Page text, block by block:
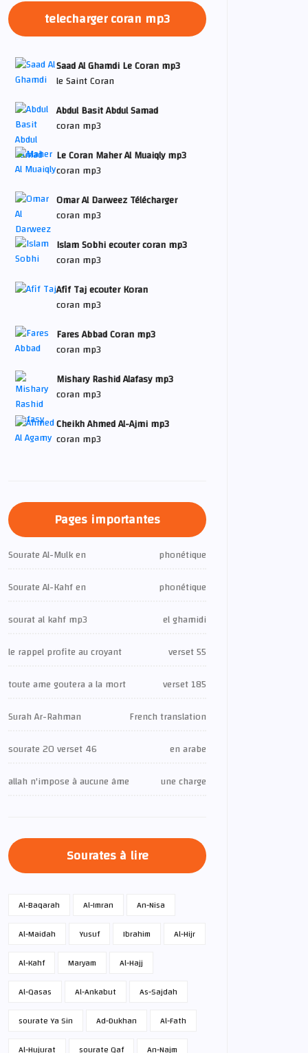
telecharger coran mp3
Saad Al Ghamdi Le Coran mp3
le Saint Coran
Abdul Basit Abdul Samad
coran mp3
Le Coran Maher Al Muaiqly mp3
coran mp3
Omar Al Darweez Télécharger
coran mp3
Islam Sobhi ecouter coran mp3
coran mp3
Afif Taj ecouter Koran
coran mp3
Fares Abbad Coran mp3
coran mp3
Mishary Rashid Alafasy mp3
coran mp3
Cheikh Ahmed Al-Ajmi mp3
coran mp3
Pages importantes
Sourate Al-Mulk en
phonétique
Sourate Al-Kahf en
phonétique
sourat al kahf mp3
el ghamidi
le rappel profite au croyant
verset 55
toute ame goutera a la mort
verset 185
Surah Ar-Rahman
French translation
sourate 20 verset 46
en arabe
allah n'impose à aucune âme
une charge
Sourates à lire
Al-Baqarah Al-Imran
An-Nisa
Al-Maidah
Yusuf Ibrahim
Al-Hijr
Al-Kahf
Maryam
Al-Hajj
Al-Qasas
Al-Ankabut
As-Sajdah
sourate Ya Sin
Ad-Dukhan
Al-Fath
Al-Hujurat
sourate Qaf
An-Najm